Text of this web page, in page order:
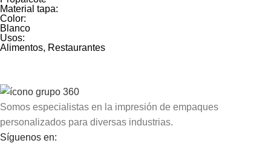
Material tapa:
Color:
Blanco
Usos:
Alimentos, Restaurantes
Somos especialistas en la impresión de empaques
personalizados para diversas industrias.
Síguenos en: